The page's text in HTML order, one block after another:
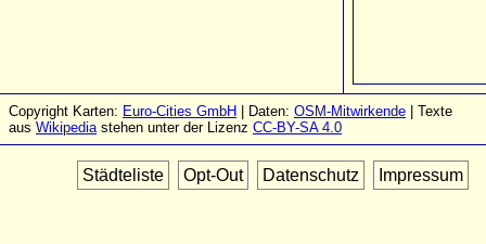
Copyright Karten: Euro-Cities GmbH | Daten: OSM-Mitwirkende | Texte
aus Wikipediastehen unter der Lizenz CC-BY-SA 4.0
Städteliste Opt-Out Datenschutz Impressum